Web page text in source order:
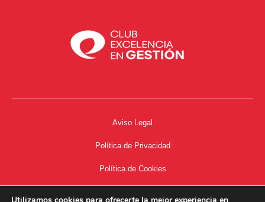
Aviso Legal
Política de Privacidad
Política de Cookies